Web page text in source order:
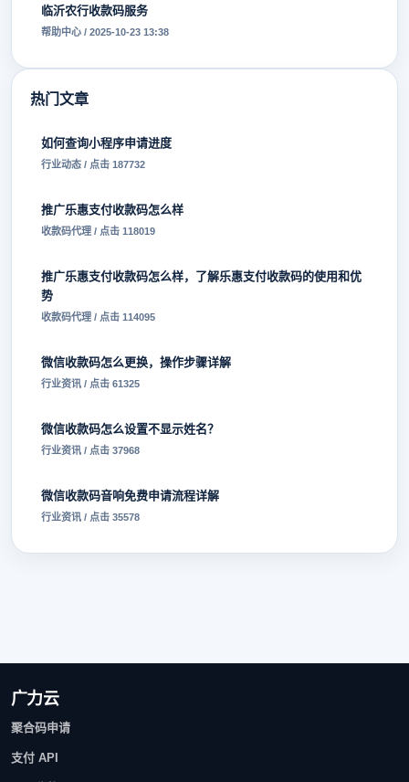
临沂农行收款码服务
帮助中心 / 2025-10-23 13:38
热门文章
如何查询小程序申请进度
行业动态 / 点击 187732
推广乐惠支付收款码怎么样
收款码代理 / 点击 118019
推广乐惠支付收款码怎么样，了解乐惠支付收款码的使用和优
势
收款码代理 / 点击 114095
微信收款码怎么更换，操作步骤详解
行业资讯 / 点击 61325
微信收款码怎么设置不显示姓名？
行业资讯 / 点击 37968
微信收款码音响免费申请流程详解
行业资讯 / 点击 35578
广力云
聚合码申请
支付 API